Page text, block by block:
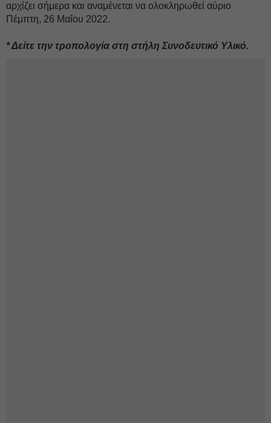
αρχίζει σήμερα και αναμένεται να ολοκληρωθεί αύριο
Πέμπτη, 26 Μαΐου 2022.
* Δείτε την τροπολογία στη στήλη Συνοδευτικό Υλικό.